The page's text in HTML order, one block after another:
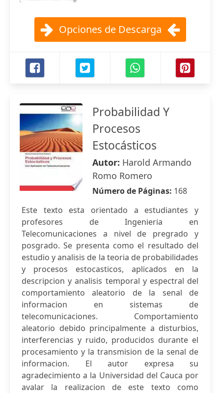
Opciones de Descarga
Probabilidad Y
Procesos
Estocásticos
Autor: Harold Armando
Romo Romero
Número de Páginas: 168
Este texto esta orientado a estudiantes y
profesores de Ingenieria en
Telecomunicaciones a nivel de pregrado y
posgrado. Se presenta como el resultado del
estudio y analisis de la teoria de probabilidades
y procesos estocasticos, aplicados en la
descripcion y analisis temporal y espectral del
comportamiento aleatorio de la senal de
informacion en sistemas de
telecomunicaciones. Comportamiento
aleatorio debido principalmente a disturbios,
interferencias y ruido, producidos durante el
procesamiento y la transmision de la senal de
informacion. El autor expresa su
agradecimiento a la Universidad del Cauca por
avalar la realizacion de este texto como